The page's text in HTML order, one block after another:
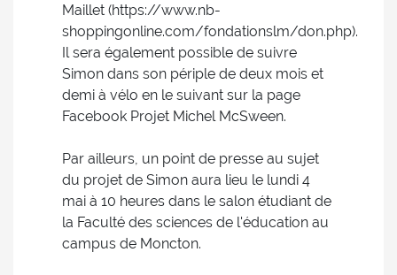
Maillet (https://www.nb-
shoppingonline.com/fondationslm/don.php).
Il sera également possible de suivre
Simon dans son périple de deux mois et
demi à vélo en le suivant sur la page
Facebook Projet Michel McSween.
Par ailleurs, un point de presse au sujet
du projet de Simon aura lieu le lundi 4
mai à 10 heures dans le salon étudiant de
la Faculté des sciences de l'éducation au
campus de Moncton.